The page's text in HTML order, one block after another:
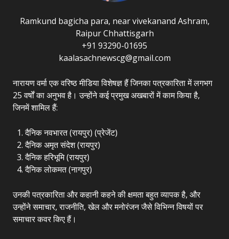
Ramkund bagicha para, near vivekanand Ashram,
Raipur Chhattisgarh
+91 93290-01695
kaalasachnewscg@gmail.com
नारायण वर्मा एक वरिष्ठ मीडिया विशेषज्ञ हैं जिनका पत्रकारिता में लगभग
25 वर्षों का अनुभव है। उन्होंने कई प्रमुख अखबारों में काम किया है,
जिनमें शामिल हैं:
दैनिक नवभारत (रायपुर) (प्रेजेंट)
दैनिक अमृत संदेश (रायपुर)
दैनिक हरिभूमि (रायपुर)
दैनिक लोकमत (नागपुर)
उनकी पत्रकारिता और कहानी कहने की क्षमता बहुत व्यापक है, और
उन्होंने समाचार, राजनीति, खेल और मनोरंजन जैसे विभिन्न विषयों पर
समाचार कवर किए हैं।